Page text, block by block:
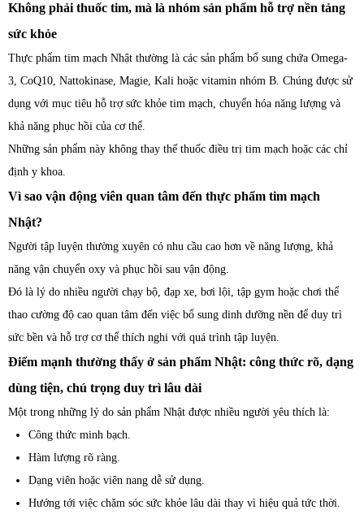
Không phải thuốc tim, mà là nhóm sản phẩm hỗ trợ nền tảng
sức khỏe
Thực phẩm tim mạch Nhật thường là các sản phẩm bổ sung chứa Omega-
3, CoQ10, Nattokinase, Magie, Kali hoặc vitamin nhóm B. Chúng được sử
dụng với mục tiêu hỗ trợ sức khỏe tim mạch, chuyển hóa năng lượng và
khả năng phục hồi của cơ thể.
Những sản phẩm này không thay thế thuốc điều trị tim mạch hoặc các chỉ
định y khoa.
Vì sao vận động viên quan tâm đến thực phẩm tim mạch
Nhật?
Người tập luyện thường xuyên có nhu cầu cao hơn về năng lượng, khả
năng vận chuyển oxy và phục hồi sau vận động.
Đó là lý do nhiều người chạy bộ, đạp xe, bơi lội, tập gym hoặc chơi thể
thao cường độ cao quan tâm đến việc bổ sung dinh dưỡng nền để duy trì
sức bền và hỗ trợ cơ thể thích nghi với quá trình tập luyện.
Điểm mạnh thường thấy ở sản phẩm Nhật: công thức rõ, dạng
dùng tiện, chú trọng duy trì lâu dài
Một trong những lý do sản phẩm Nhật được nhiều người yêu thích là:
Công thức minh bạch.
Hàm lượng rõ ràng.
Dạng viên hoặc viên nang dễ sử dụng.
Hướng tới việc chăm sóc sức khỏe lâu dài thay vì hiệu quả tức thời.